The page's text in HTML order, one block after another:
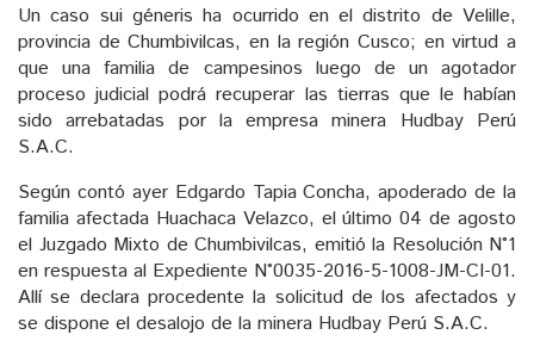
Un caso sui géneris ha ocurrido en el distrito de Velille,
provincia de Chumbivilcas, en la región Cusco; en virtud a
que una familia de campesinos luego de un agotador
proceso judicial podrá recuperar las tierras que le habían
sido arrebatadas por la empresa minera Hudbay Perú
S.A.C.
Según contó ayer Edgardo Tapia Concha, apoderado de la
familia afectada Huachaca Velazco, el último 04 de agosto
el Juzgado Mixto de Chumbivilcas, emitió la Resolución N°1
en respuesta al Expediente N°0035-2016-5-1008-JM-CI-01.
Allí se declara procedente la solicitud de los afectados y
se dispone el desalojo de la minera Hudbay Perú S.A.C.